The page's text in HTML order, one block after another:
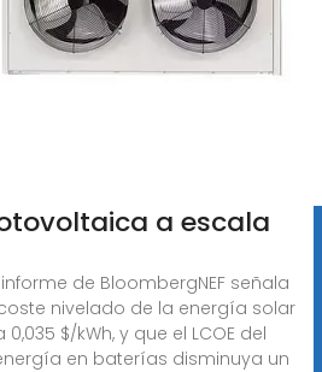
a escala
de BloombergNEF señala
nivelado de la energía solar
$/kWh, y que el LCOE del
en baterías disminuya un